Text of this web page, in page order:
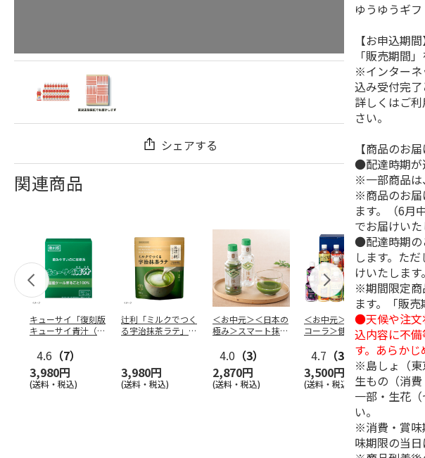
シェアする
関連商品
キューサイ「復刻版
キューサイ青汁（30
4.6 （7）
3,980円
(送料・税込)
辻利「ミルクでつく
る宇治抹茶ラテ」
3,980円
(送料・税込)
＜お中元＞＜日本の
極み＞スマート抹
4.0 （3）
2,870円
(送料・税込)
＜お中元＞＜コカ・
コーラ＞健康飲料詰
合せ ＣＫＤ－３０
4.7 （3）
3,500円
(送料・税込)
トワイ
ミルク
性表示
入×…
(送料
ゆうゆうギ
【お申込期間
「販売期間
※インターネ
込み受付完了
詳しくはご
さい。
【商品のお
●配達時期が
※一部商品は
※商品のお届
ます。（6月
でお届けいた
●配達時期の
します。た
けいたします。
※期間限定商
ます。「販
●天候や注文
込内容に不
す。あらかじ
※島しょ（東
生もの（消
一部・生花
い。
※消費・賞味
味期限の当